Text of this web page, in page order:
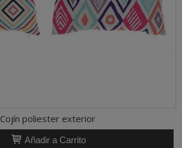
Cojín poliester exterior
Añadir a Carrito